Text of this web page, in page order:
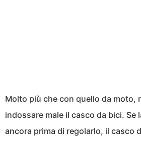
Molto più che con quello da moto,
indossare male il casco da bici. Se
ancora prima di regolarlo, il casco